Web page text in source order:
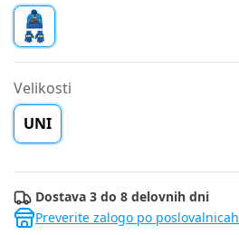
Velikosti
UNI
Dostava 3 do 8 delovnih dni
Preverite zalogo po poslovalnicah